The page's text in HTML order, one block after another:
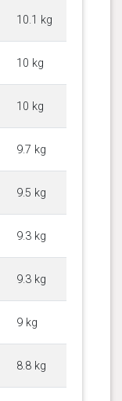
10.1 kg
10 kg
10 kg
9.7 kg
9.5 kg
9.3 kg
9.3 kg
9 kg
8.8 kg